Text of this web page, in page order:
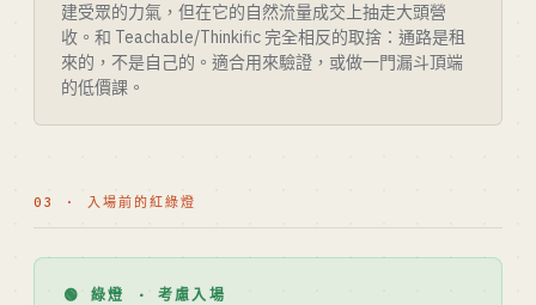
建受眾的力氣，但在它的自然流量成交上抽走大頭營
收。和 Teachable/Thinkific 完全相反的取捨：通路是租
來的，不是自己的。適合用來驗證，或做一門漏斗頂端
的低價課。
03 · 入場前的紅綠燈
🟢 綠燈 · 考慮入場